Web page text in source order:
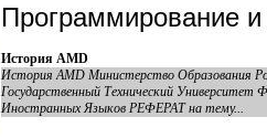
Программирование
История AMD
История AMD Министерство Образования
Государственный Технический
Иностранных Языков РЕФЕРАТ на тему...